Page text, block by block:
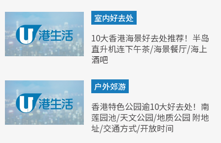
室内好去处
10大香港海景好去处推荐！半岛
直升机连下午茶/海景餐厅/海上
酒吧
户外郊游
香港特色公园逾10大好去处！南
莲园池/天文公园/地质公园 附地
址/交通方式/开放时间